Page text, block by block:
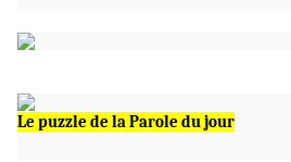
Le puzzle de la Parole du jour